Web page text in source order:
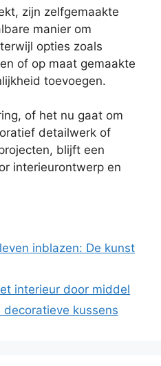
zijn zelfgemaakte
manier om
opties zoals
of op maat gemaakte
toevoegen.
of het nu gaat om
detailwerk of
blijft een
interieurontwerp en
inblazen: De kunst
interieur door middel
kussens